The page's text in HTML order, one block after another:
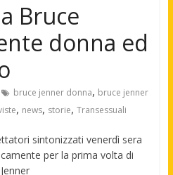
Bruce
donna ed
bruce jenner donna, bruce jenner
, news, storie, Transessuali
sintonizzati venerdì sera
per la prima volta di